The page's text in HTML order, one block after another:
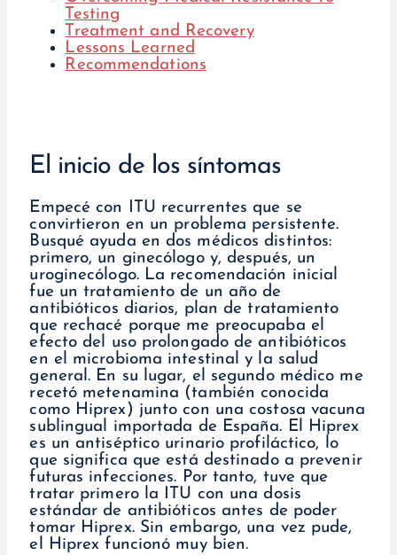
Testing
Treatment and Recovery
Lessons Learned
Recommendations
El inicio de los síntomas
Empecé con ITU recurrentes que se
convirtieron en un problema persistente.
Busqué ayuda en dos médicos distintos:
primero, un ginecólogo y, después, un
uroginecólogo. La recomendación inicial
fue un tratamiento de un año de
antibióticos diarios, plan de tratamiento
que rechacé porque me preocupaba el
efecto del uso prolongado de antibióticos
en el microbioma intestinal y la salud
general. En su lugar, el segundo médico me
recetó metenamina (también conocida
como Hiprex) junto con una costosa vacuna
sublingual importada de España. El Hiprex
es un antiséptico urinario profiláctico, lo
que significa que está destinado a prevenir
futuras infecciones. Por tanto, tuve que
tratar primero la ITU con una dosis
estándar de antibióticos antes de poder
tomar Hiprex. Sin embargo, una vez pude,
el Hiprex funcionó muy bien.